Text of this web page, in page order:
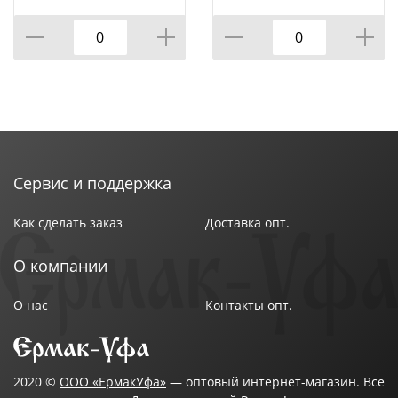
ПОДСТАВКЕ 8 ПР.,
КОР=6НАБОР.
Сервис и поддержка
Как сделать заказ Доставка опт.
О компании
О нас Контакты опт.
2020 © ООО «ЕрмакУфа» — оптовый интернет-магазин. Все